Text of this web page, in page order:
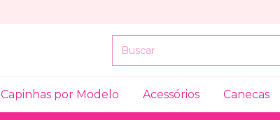
Capinhas por Modelo Acessórios Canecas